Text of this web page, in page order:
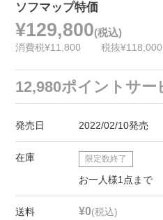
ソフマップ特価
¥129,800(税込)
消費税¥11,800 税抜¥118,000
12,980ポイントサー
発売日 2022/02/10発売
在庫 限定数終了
お一人様1点まで
送料 ¥0(税込)